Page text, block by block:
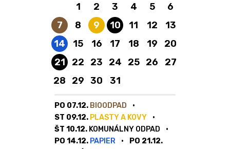
1 2 3 4 5
6
7
Bioodpad
8 9
Plasty a kovy
10
Komunálny odpad
11 12
13
14
Papier
15 16 17 18 19
20
21
Komunálny odpad
22 23 24 25 26
27
28
29 30 31
PO 07.12. BIOODPAD
ST 09.12. PLASTY A KOVY
ŠT 10.12. KOMUNÁLNY ODPAD
PO 14.12. PAPIER
PO 21.12.